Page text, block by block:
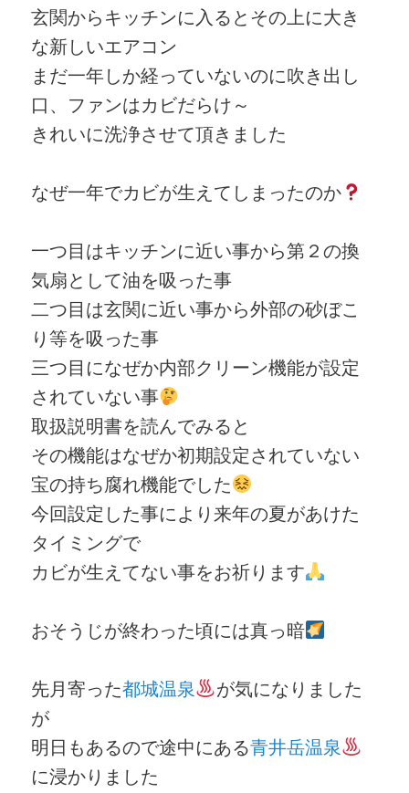
玄関からキッチンに入るとその上に大き
な新しいエアコン
まだ一年しか経っていないのに吹き出し
口、ファンはカビだらけ～
きれいに洗浄させて頂きました
なぜ一年でカビが生えてしまったのか
一つ目はキッチンに近い事から第２の換
気扇として油を吸った事
二つ目は玄関に近い事から外部の砂ぼこ
り等を吸った事
三つ目になぜか内部クリーン機能が設定
されていない事
取扱説明書を読んでみると
その機能はなぜか初期設定されていない
宝の持ち腐れ機能でした
今回設定した事により来年の夏があけた
タイミングで
カビが生えてない事をお祈ります
おそうじが終わった頃には真っ暗
先月寄った都城温泉
が気になりました
が
明日もあるので途中にある青井岳温泉
に浸かりました